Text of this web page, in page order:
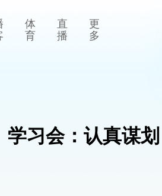
体
育
直
播
更
多
习会：认真谋划